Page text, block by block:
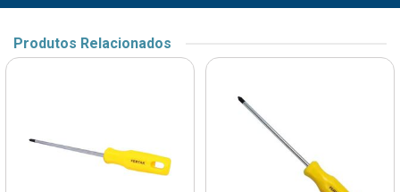
Produtos Relacionados